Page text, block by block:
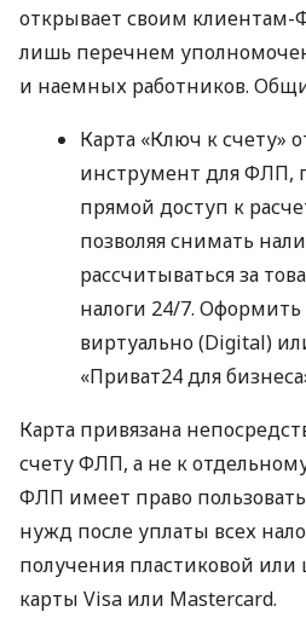
открывает своим клиентам-
лишь перечнем
и наемных работников.
Карта «Ключ к счету»
инструмент для ФЛП,
прямой доступ к
позволяя снимать
рассчитываться за
налоги 24/7.
виртуально (Digital)
«Приват24 для
Карта привязана
счету ФЛП, а не к
ФЛП имеет право
нужд после уплаты всех
получения пластиковой
карты Visa или Mastercard.